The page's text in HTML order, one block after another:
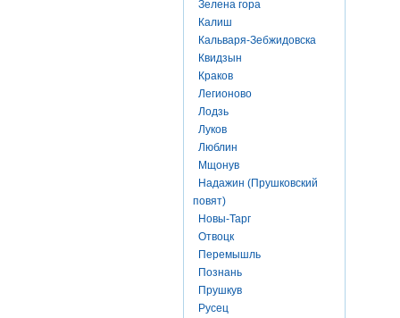
Зелена гора
Калиш
Кальваря-Зебжидовска
Квидзын
Краков
Легионово
Лодзь
Луков
Люблин
Мщонув
Надажин (Прушковский
повят)
Новы-Тарг
Отвоцк
Перемышль
Познань
Прушкув
Русец